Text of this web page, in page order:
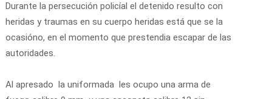
Durante la persecución policíal el detenido resulto con
heridas y traumas en su cuerpo heridas está que se la
ocasióno, en el momento que prestendia escapar de las
autoridades.
Al apresado la uniformada les ocupo una arma de